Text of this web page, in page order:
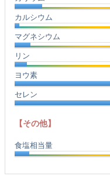
カルシウム
マグネシウム
リン
ヨウ素
セレン
【その他】
食塩相当量